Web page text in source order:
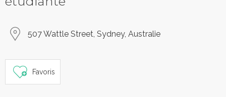
507 Wattle Street, Sydney, Australie
Favoris